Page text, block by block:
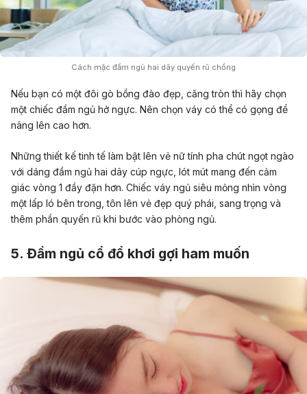
Cách mặc đầm ngủ hai dây quyến rũ chồng
Nếu bạn có một đôi gò bồng đào đẹp, căng tròn thì hãy chọn
một chiếc đầm ngủ hở ngực. Nên chọn váy có thể có gọng để
nâng lên cao hơn.
Những thiết kế tinh tế làm bật lên vẻ nữ tính pha chút ngọt ngào
với dáng đầm ngủ hai dây cúp ngực, lót mút mang đến cảm
giác vòng 1 đầy đặn hơn. Chiếc váy ngủ siêu mỏng nhìn vòng
một lấp ló bên trong, tôn lên vẻ đẹp quý phái, sang trọng và
thêm phần quyến rũ khi bước vào phòng ngủ.
5. Đầm ngủ cổ đổ khơi gợi ham muốn